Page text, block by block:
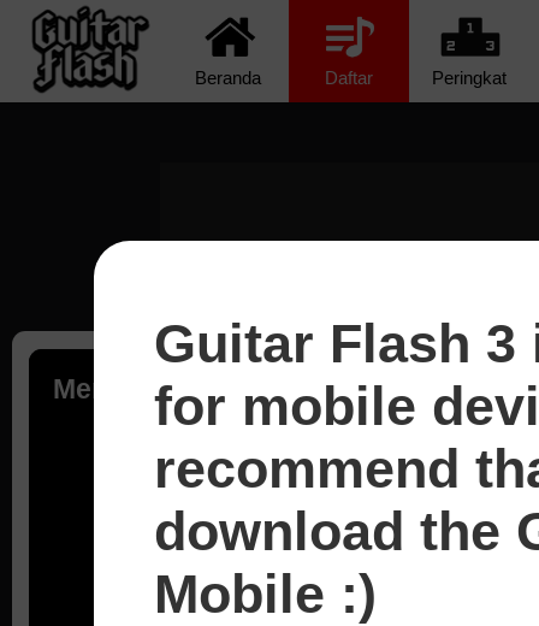
Beranda Daftar Peringkat
Memuat...
Guitar Flash
for mobile
recommend
download the
Mobile :)